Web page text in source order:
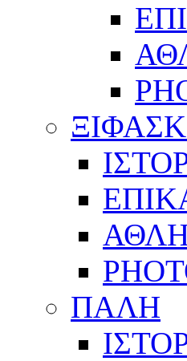
ΠΑΛΗ